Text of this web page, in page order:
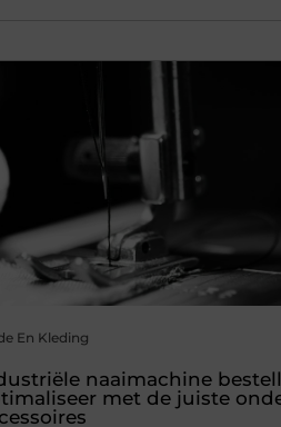
En Kleding
naaimachine
met de juiste